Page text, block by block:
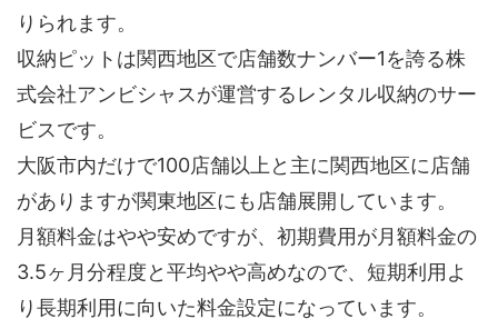
りられます。
収納ピットは関西地区で店舗数ナンバー1を誇る株
式会社アンビシャスが運営するレンタル収納のサー
ビスです。
大阪市内だけで100店舗以上と主に関西地区に店舗
がありますが関東地区にも店舗展開しています。
月額料金はやや安めですが、初期費用が月額料金の
3.5ヶ月分程度と平均やや高めなので、短期利用よ
り長期利用に向いた料金設定になっています。